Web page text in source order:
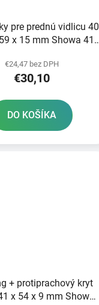
pre prednú vidlicu 40
x 15 mm Showa 41
€24,47 bez DPH
€30,10
DO KOŠÍKA
+ protiprachový kryt
x 54 x 9 mm Showa